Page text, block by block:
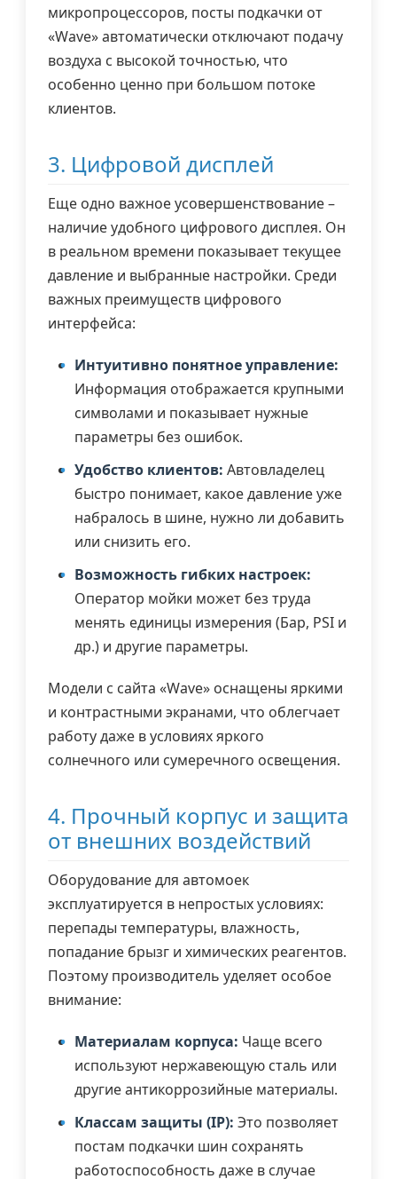
микропроцессоров, посты подкачки от
«Wave» автоматически отключают подачу
воздуха с высокой точностью, что
особенно ценно при большом потоке
клиентов.
3. Цифровой дисплей
Еще одно важное усовершенствование –
наличие удобного цифрового дисплея. Он
в реальном времени показывает текущее
давление и выбранные настройки. Среди
важных преимуществ цифрового
интерфейса:
Интуитивно понятное управление:
Информация отображается крупными
символами и показывает нужные
параметры без ошибок.
Удобство клиентов: Автовладелец
быстро понимает, какое давление уже
набралось в шине, нужно ли добавить
или снизить его.
Возможность гибких настроек:
Оператор мойки может без труда
менять единицы измерения (Бар, PSI и
др.) и другие параметры.
Модели с сайта «Wave» оснащены яркими
и контрастными экранами, что облегчает
работу даже в условиях яркого
солнечного или сумеречного освещения.
4. Прочный корпус и защита
от внешних воздействий
Оборудование для автомоек
эксплуатируется в непростых условиях:
перепады температуры, влажность,
попадание брызг и химических реагентов.
Поэтому производитель уделяет особое
внимание:
Материалам корпуса: Чаще всего
используют нержавеющую сталь или
другие антикоррозийные материалы.
Классам защиты (IP): Это позволяет
постам подкачки шин сохранять
работоспособность даже в случае